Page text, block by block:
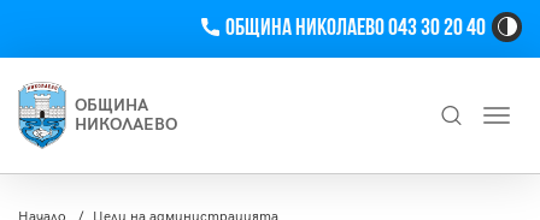
Телефон
Община Николаево 043 30 20 40
ОБЩИНА
НИКОЛАЕВО